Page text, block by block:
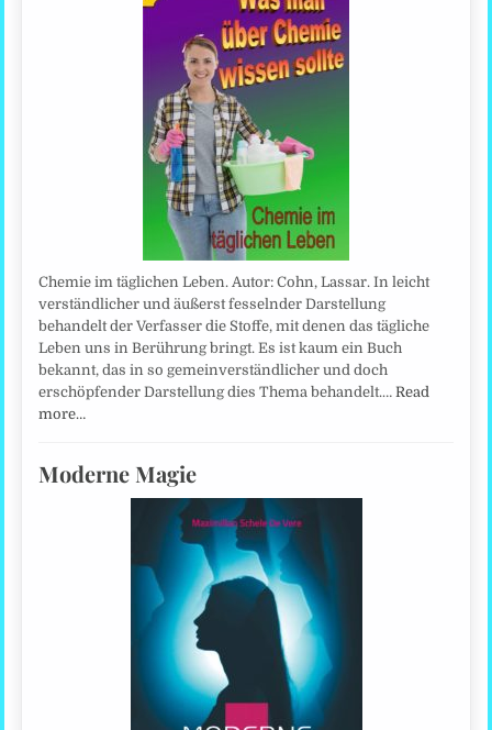
Chemie im täglichen Leben. Autor: Cohn, Lassar. In leicht
verständlicher und äußerst fesselnder Darstellung
behandelt der Verfasser die Stoffe, mit denen das tägliche
Leben uns in Berührung bringt. Es ist kaum ein Buch
bekannt, das in so gemeinverständlicher und doch
erschöpfender Darstellung dies Thema behandelt.…Read
more…
Moderne Magie